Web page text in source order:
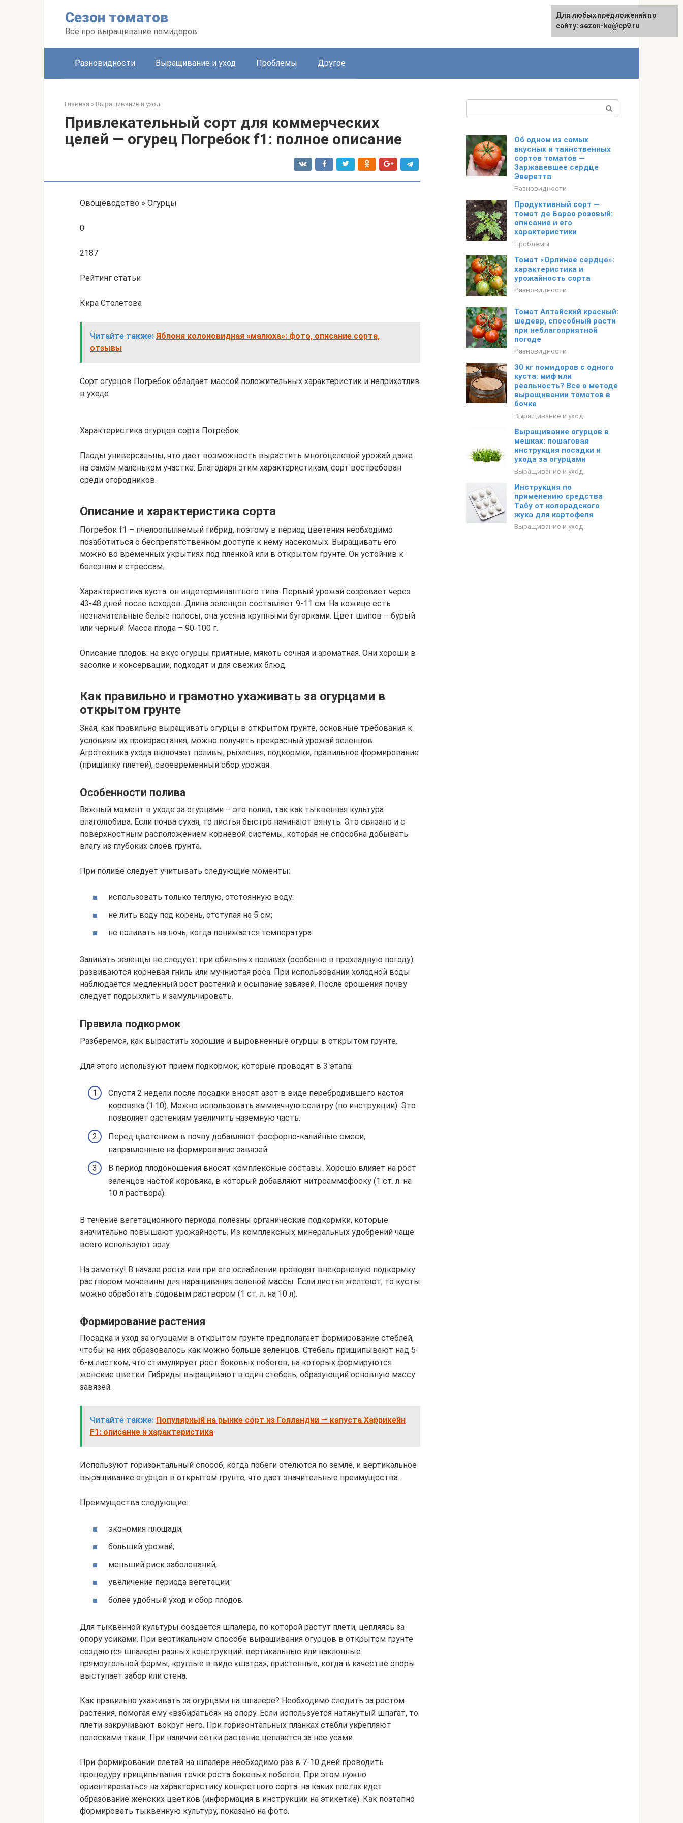
Сезон томатов
Всё про выращивание помидоров
Разновидности Выращивание и уход Проблемы Другое
Главная » Выращивание и уход
Привлекательный сорт для коммерческих
целей — огурец Погребок f1: полное описание
Овощеводство » Огурцы
0
2187
Рейтинг статьи
Кира Столетова
Читайте также: Яблоня колоновидная «малюха»: фото, описание сорта,
отзывы
Сорт огурцов Погребок обладает массой положительных характеристик и неприхотлив
в уходе.
Характеристика огурцов сорта Погребок
Плоды универсальны, что дает возможность вырастить многоцелевой урожай даже
на самом маленьком участке. Благодаря этим характеристикам, сорт востребован
среди огородников.
Описание и характеристика сорта
Погребок f1 – пчелоопыляемый гибрид, поэтому в период цветения необходимо
позаботиться о беспрепятственном доступе к нему насекомых. Выращивать его
можно во временных укрытиях под пленкой или в открытом грунте. Он устойчив к
болезням и стрессам.
Характеристика куста: он индетерминантного типа. Первый урожай созревает через
43-48 дней после всходов. Длина зеленцов составляет 9-11 см. На кожице есть
незначительные белые полосы, она усеяна крупными бугорками. Цвет шипов – бурый
или черный. Масса плода – 90-100 г.
Описание плодов: на вкус огурцы приятные, мякоть сочная и ароматная. Они хороши в
засолке и консервации, подходят и для свежих блюд.
Как правильно и грамотно ухаживать за огурцами в
открытом грунте
Зная, как правильно выращивать огурцы в открытом грунте, основные требования к
условиям их произрастания, можно получить прекрасный урожай зеленцов.
Агротехника ухода включает поливы, рыхления, подкормки, правильное формирование
(прищипку плетей), своевременный сбор урожая.
Особенности полива
Важный момент в уходе за огурцами – это полив, так как тыквенная культура
влаголюбива. Если почва сухая, то листья быстро начинают вянуть. Это связано и с
поверхностным расположением корневой системы, которая не способна добывать
влагу из глубоких слоев грунта.
При поливе следует учитывать следующие моменты:
использовать только теплую, отстоянную воду:
не лить воду под корень, отступая на 5 см;
не поливать на ночь, когда понижается температура.
Заливать зеленцы не следует: при обильных поливах (особенно в прохладную погоду)
развиваются корневая гниль или мучнистая роса. При использовании холодной воды
наблюдается медленный рост растений и осыпание завязей. После орошения почву
следует подрыхлить и замульчировать.
Правила подкормок
Разберемся, как вырастить хорошие и выровненные огурцы в открытом грунте.
Для этого используют прием подкормок, которые проводят в 3 этапа:
Спустя 2 недели после посадки вносят азот в виде перебродившего настоя
коровяка (1:10). Можно использовать аммиачную селитру (по инструкции). Это
позволяет растениям увеличить наземную часть.
Перед цветением в почву добавляют фосфорно-калийные смеси,
направленные на формирование завязей.
В период плодоношения вносят комплексные составы. Хорошо влияет на рост
зеленцов настой коровяка, в который добавляют нитроаммофоску (1 ст. л. на
10 л раствора).
В течение вегетационного периода полезны органические подкормки, которые
значительно повышают урожайность. Из комплексных минеральных удобрений чаще
всего используют золу.
На заметку! В начале роста или при его ослаблении проводят внекорневую подкормку
раствором мочевины для наращивания зеленой массы. Если листья желтеют, то кусты
можно обработать содовым раствором (1 ст. л. на 10 л).
Формирование растения
Посадка и уход за огурцами в открытом грунте предполагает формирование стеблей,
чтобы на них образовалось как можно больше зеленцов. Стебель прищипывают над 5-
6-м листком, что стимулирует рост боковых побегов, на которых формируются
женские цветки. Гибриды выращивают в один стебель, образующий основную массу
завязей.
Читайте также: Популярный на рынке сорт из Голландии — капуста Харрикейн
F1: описание и характеристика
Используют горизонтальный способ, когда побеги стелются по земле, и вертикальное
выращивание огурцов в открытом грунте, что дает значительные преимущества.
Преимущества следующие:
экономия площади;
больший урожай;
меньший риск заболеваний;
увеличение периода вегетации;
более удобный уход и сбор плодов.
Для тыквенной культуры создается шпалера, по которой растут плети, цепляясь за
опору усиками. При вертикальном способе выращивания огурцов в открытом грунте
создаются шпалеры разных конструкций: вертикальные или наклонные
прямоугольной формы, круглые в виде «шатра», пристенные, когда в качестве опоры
выступает забор или стена.
Как правильно ухаживать за огурцами на шпалере? Необходимо следить за ростом
растения, помогая ему «взбираться» на опору. Если используется натянутый шпагат, то
плети закручивают вокруг него. При горизонтальных планках стебли укрепляют
полосками ткани. При наличии сетки растение цепляется за нее усами.
При формировании плетей на шпалере необходимо раз в 7-10 дней проводить
процедуру прищипывания точки роста боковых побегов. При этом нужно
ориентироваться на характеристику конкретного сорта: на каких плетях идет
образование женских цветков (информация в инструкции на этикетке). Как поэтапно
формировать тыквенную культуру, показано на фото.
Об одном из самых
вкусных и таинственных
сортов томатов —
Заржавевшее сердце
Эверетта
Разновидности
Продуктивный сорт —
томат де Барао розовый:
описание и его
характеристики
Проблемы
Томат «Орлиное сердце»:
характеристика и
урожайность сорта
Разновидности
Томат Алтайский красный:
шедевр, способный расти
при неблагоприятной
погоде
Разновидности
30 кг помидоров с одного
куста: миф или
реальность? Все о методе
выращивании томатов в
бочке
Выращивание и уход
Выращивание огурцов в
мешках: пошаговая
инструкция посадки и
ухода за огурцами
Выращивание и уход
Инструкция по
применению средства
Табу от колорадского
жука для картофеля
Выращивание и уход
Для любых предложений по
сайту: sezon-ka@cp9.ru